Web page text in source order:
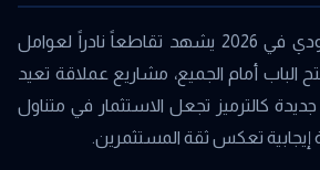
السوق العقاري السعودي في 2026 يشهد تقاطعاً نادراً لعوامل
الباب أمام الجميع، مشاريع عملاقة تعيد
كالترميز تجعل الاستثمار في متناول
إيجابية تعكس ثقة المستثمرين.